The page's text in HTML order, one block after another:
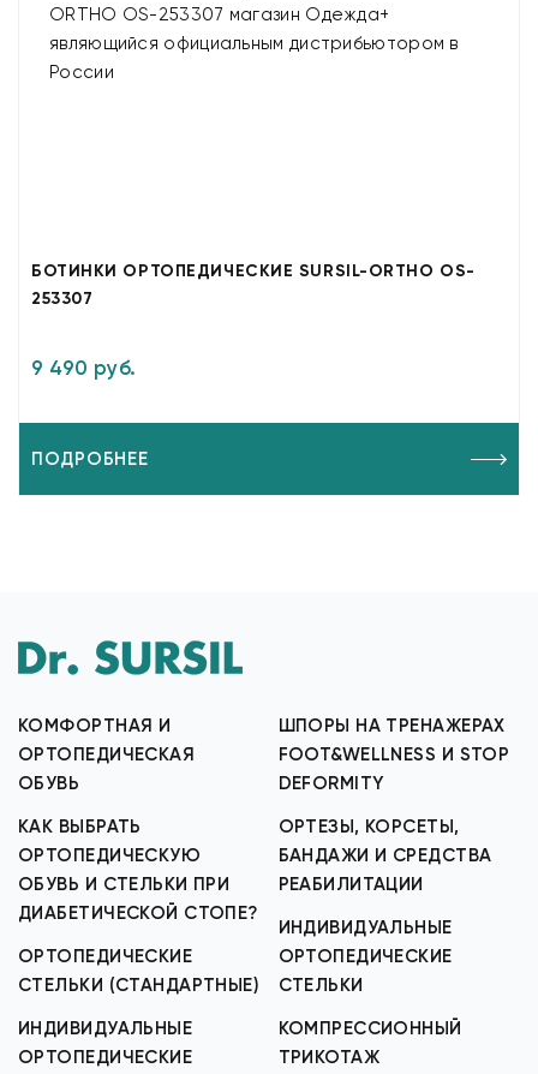
БОТИНКИ ОРТОПЕДИЧЕСКИЕ SURSIL-ORTHO OS-
253307
9 490 руб.
ПОДРОБНЕЕ
КОМФОРТНАЯ И
ОРТОПЕДИЧЕСКАЯ
ОБУВЬ
КАК ВЫБРАТЬ
ОРТОПЕДИЧЕСКУЮ
ОБУВЬ И СТЕЛЬКИ ПРИ
ДИАБЕТИЧЕСКОЙ СТОПЕ?
ОРТОПЕДИЧЕСКИЕ
СТЕЛЬКИ (СТАНДАРТНЫЕ)
ИНДИВИДУАЛЬНЫЕ
ОРТОПЕДИЧЕСКИЕ
ШПОРЫ НА ТРЕНАЖЕРАХ
FOOT&WELLNESS И STOP
DEFORMITY
ОРТЕЗЫ, КОРСЕТЫ,
БАНДАЖИ И СРЕДСТВА
РЕАБИЛИТАЦИИ
ИНДИВИДУАЛЬНЫЕ
ОРТОПЕДИЧЕСКИЕ
СТЕЛЬКИ
КОМПРЕССИОННЫЙ
ТРИКОТАЖ